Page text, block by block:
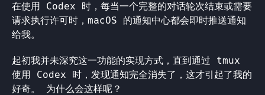
在使用 Codex 时，每当一个完整的对话轮次结束或需要
请求执行许可时，macOS 的通知中心都会即时推送通知
给我。
起初我并未深究这一功能的实现方式，直到通过 tmux
使用 Codex 时，发现通知完全消失了，这才引起了我的
好奇。 为什么会这样呢？